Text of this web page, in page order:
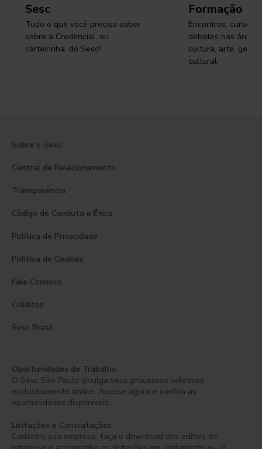
Sesc
Tudo o que você precisa saber
sobre a Credencial, ou
carteirinha, do Sesc!
Formação
Encontros, cursos,
debates nas áreas
cultura, arte,
cultural
Sobre o Sesc
Central de Relacionamento
Transparência
Código de Conduta e Ética
Política de Privacidade
Política de Cookies
Fale Conosco
Créditos
Sesc Brasil
Oportunidades de Trabalho
O Sesc São Paulo divulga seus processos seletivos
exclusivamente online. Acesse agora e confira as
oportunidades disponíveis.
Licitações e Contratações
Cadastre sua empresa, faça o download dos editais de